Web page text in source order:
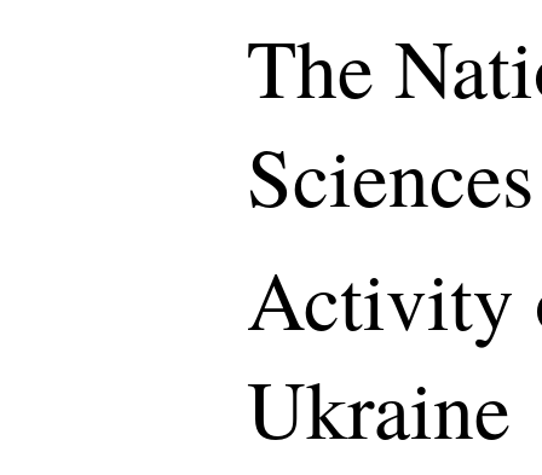
The
Activity
Ukraine